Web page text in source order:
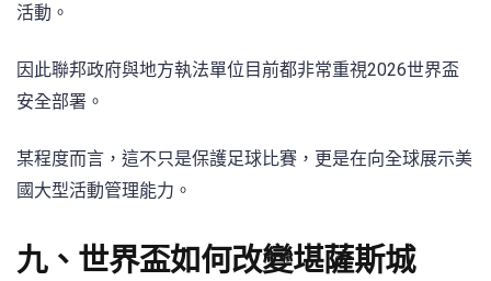
活動。
因此聯邦政府與地方執法單位目前都非常重視2026世界盃
安全部署。
某程度而言，這不只是保護足球比賽，更是在向全球展示美
國大型活動管理能力。
九、世界盃如何改變堪薩斯城